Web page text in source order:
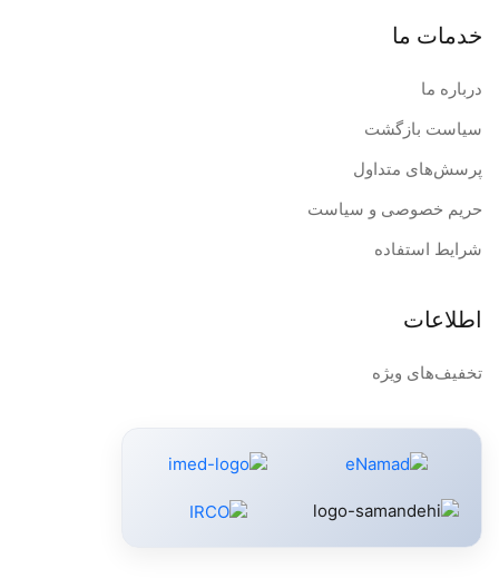
خدمات ما
درباره ما
سیاست بازگشت
پرسش‌های متداول
حریم خصوصی و سیاست
شرایط استفاده
اطلاعات
تخفیف‌های ویژه